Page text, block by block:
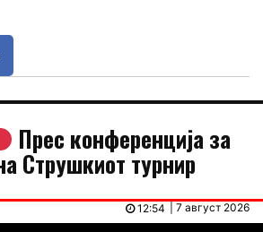
Прес конференција за
Струшкиот турнир
| 7 август 2026
12:54